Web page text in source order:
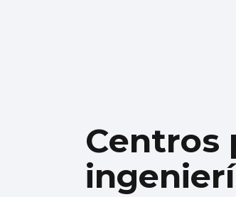
Centros